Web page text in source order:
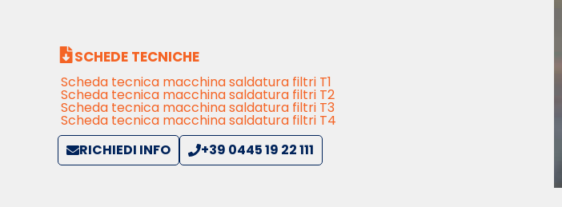
SCHEDE TECNICHE
Scheda tecnica macchina saldatura filtri T1
Scheda tecnica macchina saldatura filtri T2
Scheda tecnica macchina saldatura filtri T3
Scheda tecnica macchina saldatura filtri T4
RICHIEDI INFO
+39 0445 19 22 111